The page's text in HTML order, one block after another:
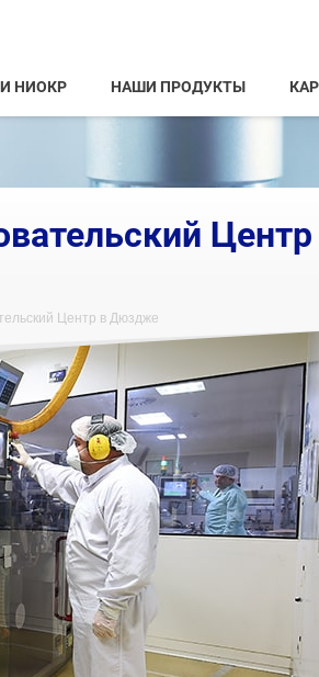
НИОКР НАШИ ПРОДУКТЫ
Центр
Центр в Дюздже